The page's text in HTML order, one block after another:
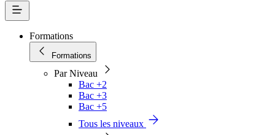
Formations
Formations
Par Niveau
Bac +2
Bac +3
Bac +5
Tous les niveaux